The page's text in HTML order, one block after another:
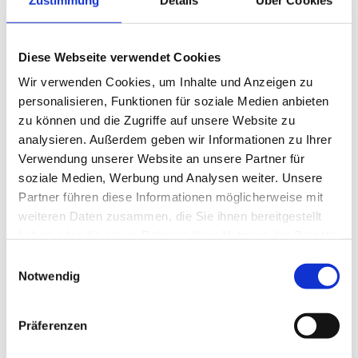
Diese Webseite verwendet Cookies
Wir verwenden Cookies, um Inhalte und Anzeigen zu
personalisieren, Funktionen für soziale Medien anbieten
zu können und die Zugriffe auf unsere Website zu
analysieren. Außerdem geben wir Informationen zu Ihrer
Verwendung unserer Website an unsere Partner für
soziale Medien, Werbung und Analysen weiter. Unsere
Partner führen diese Informationen möglicherweise mit
weiteren Daten zusammen, die Sie ihnen bereitgestellt
Notwendig
Präferenzen
des deutsch-dänischen Interreg-Projekts „MYRECross“
Schule bereits Realität. Statt Rollenspiel im Klassenraum trainieren sie
Beratungssituationen mit eigens entwickelten KI-Assistenten praxisnah, interaktiv
Ausbildung durch digitale Technologien gerade verändert.
Erfahren Sie mehr